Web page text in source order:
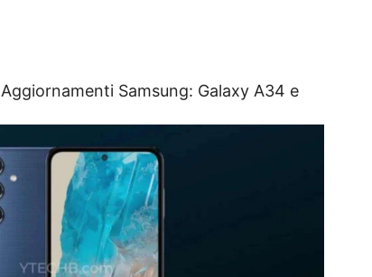
Aggiornamenti Samsung: Galaxy A34 e